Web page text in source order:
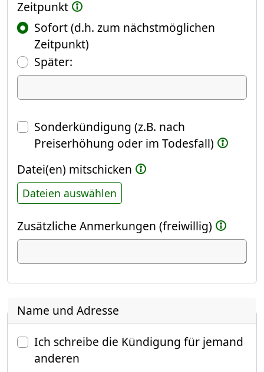
Zeitpunkt
Sofort (d.h. zum nächstmöglichen
Zeitpunkt)
Später:(Fokus springt automatisch ins
Datum
Sonderkündigung (z.B. nach
Preiserhöhung oder im Todesfall)
Datei(en) mitschicken
Dateien auswählen
Zusätzliche Anmerkungen (freiwillig)
Name und Adresse
Ich schreibe die Kündigung für jemand
anderen